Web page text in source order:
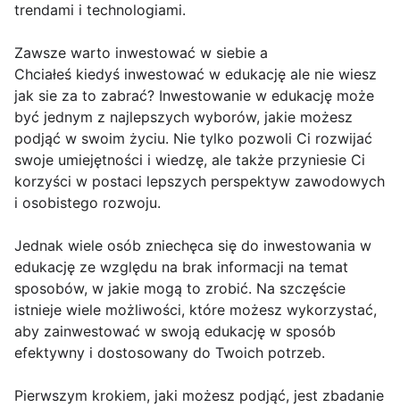
trendami i technologiami.
Zawsze warto inwestować w siebie a
Chciałeś kiedyś inwestować w edukację ale nie wiesz
jak sie za to zabrać? Inwestowanie w edukację może
być jednym z najlepszych wyborów, jakie możesz
podjąć w swoim życiu. Nie tylko pozwoli Ci rozwijać
swoje umiejętności i wiedzę, ale także przyniesie Ci
korzyści w postaci lepszych perspektyw zawodowych
i osobistego rozwoju.
Jednak wiele osób zniechęca się do inwestowania w
edukację ze względu na brak informacji na temat
sposobów, w jakie mogą to zrobić. Na szczęście
istnieje wiele możliwości, które możesz wykorzystać,
aby zainwestować w swoją edukację w sposób
efektywny i dostosowany do Twoich potrzeb.
Pierwszym krokiem, jaki możesz podjąć, jest zbadanie